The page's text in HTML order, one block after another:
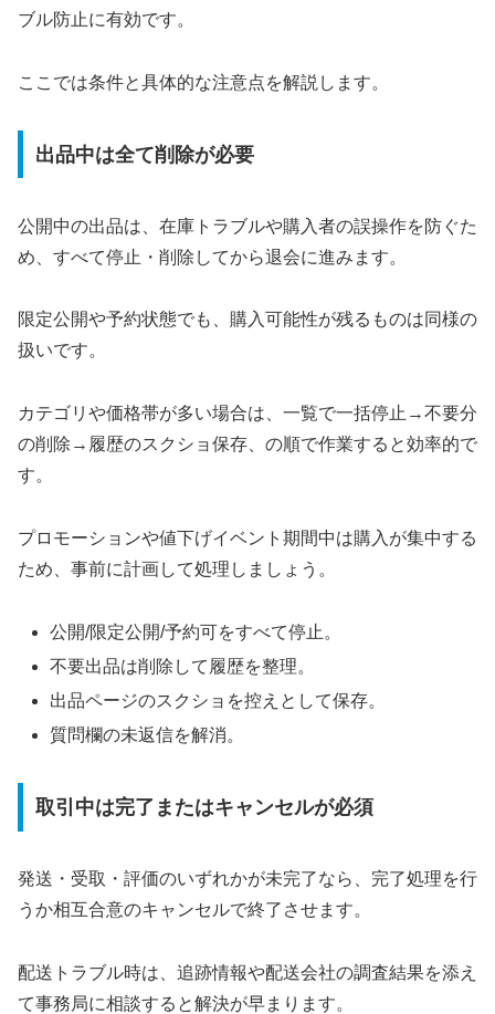
ブル防止に有効です。
ここでは条件と具体的な注意点を解説します。
出品中は全て削除が必要
公開中の出品は、在庫トラブルや購入者の誤操作を防ぐた
め、すべて停止・削除してから退会に進みます。
限定公開や予約状態でも、購入可能性が残るものは同様の
扱いです。
カテゴリや価格帯が多い場合は、一覧で一括停止→不要分
の削除→履歴のスクショ保存、の順で作業すると効率的で
す。
プロモーションや値下げイベント期間中は購入が集中する
ため、事前に計画して処理しましょう。
公開/限定公開/予約可をすべて停止。
不要出品は削除して履歴を整理。
出品ページのスクショを控えとして保存。
質問欄の未返信を解消。
取引中は完了またはキャンセルが必須
発送・受取・評価のいずれかが未完了なら、完了処理を行
うか相互合意のキャンセルで終了させます。
配送トラブル時は、追跡情報や配送会社の調査結果を添え
て事務局に相談すると解決が早まります。